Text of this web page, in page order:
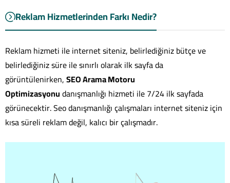
Reklam Hizmetlerinden Farkı Nedir?
Reklam hizmeti ile internet siteniz, belirlediğiniz bütçe ve
belirlediğiniz süre ile sınırlı olarak ilk sayfa da
görüntülenirken,SEO Arama Motoru
Optimizasyonudanışmanlığı hizmeti ile 7/24 ilk sayfada
görünecektir. Seo danışmanlığı çalışmaları internet siteniz için
kısa süreli reklam değil, kalıcı bir çalışmadır.